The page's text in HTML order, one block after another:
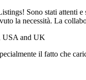
Sono stati attenti
la necessità. La
USA and UK
il fatto che